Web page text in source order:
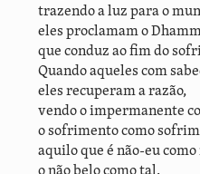
trazendo a luz para o
eles proclamam o
que conduz ao fim do
Quando aqueles com
eles recuperam a razão,
vendo o impermanente
o sofrimento como
aquilo que é não-eu como
o não belo como tal.